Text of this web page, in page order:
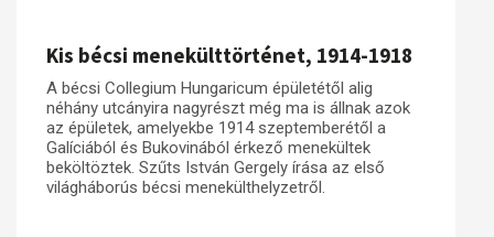
Kis bécsi menekülttörténet, 1914-1918
A bécsi Collegium Hungaricum épületétől alig
néhány utcányira nagyrészt még ma is állnak azok
az épületek, amelyekbe 1914 szeptemberétől a
Galíciából és Bukovinából érkező menekültek
beköltöztek. Szűts István Gergely írása az első
világháborús bécsi menekülthelyzetről.